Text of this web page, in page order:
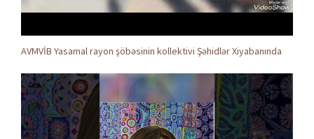
AVMVİB Yasamal rayon şöbəsinin kollektivi Şəhidlər Xiyabanında